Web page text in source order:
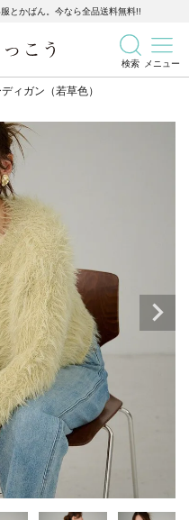
とかばん。今なら全品送料無料!!
検索 メニュー
記事を検索
ィガン（若草色）